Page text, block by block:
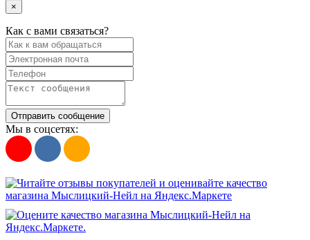
×
Как с вами связаться?
Отправить сообщение
Мы в соцсетях: